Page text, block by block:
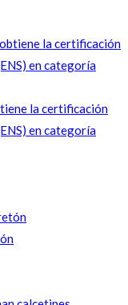
la certificación
en categoría